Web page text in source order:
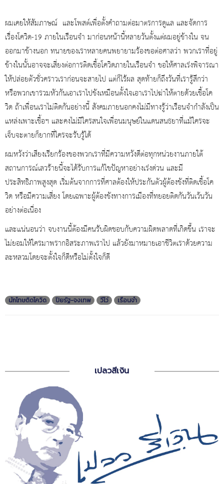
ผมเคยให้สัมภาษณ์ และโพสต์เพื่อตั้งคำถามต่อมาตรการดูแล และจัดการ
เรื่องโควิด-19 ภายในเรือนจำ มาก่อนหน้านี้หลายวันตั้งแต่ผมอยู่ข้างใน จน
ออกมาข้างนอก ทนายของเราหลายคนพยายามร้องขอต่อศาลว่า พวกเราที่อยู่
ข้างในนั้นอาจจะเสี่ยงต่อการติดเชื้อโควิดภายในเรือนจำ ขอให้ศาลเร่งพิจารณา
ให้ปล่อยตัวชั่วคราวเราก่อนจะสายไป แต่ก็ไร้ผล สุดท้ายก็ถึงวันที่เรารู้สึกว่า
หรือพวกเขารวมหัวกันเอาเราไปขังเหมือนตั้งใจเอาเราไปฆ่าให้ตายด้วยเชื้อโค
วิด ถ้าเพื่อนเราไม่ติดกันอย่างนี้ สังคมภายนอกคงไม่มีทางรู้ว่าเรือนจำกำลังเป็น
แหล่งเพาะเชื้อฯ และคงไม่มีใครสนใจเพื่อนมนุษย์ในแดนสนธยาที่แม้ใครจะ
เจ็บจะตายก็ยากที่ใครจะรับรู้ได้
ผมหวังว่าเสียงเรียกร้องของพวกเราที่มีความหวังดีต่อทุกหน่วยงานภายใต้
สถานการณ์เลวร้ายนี้จะได้รับการแก้ไขปัญหาอย่างเร่งด่วน และมี
ประสิทธิภาพสูงสุด เริ่มต้นจากการที่ศาลต้องให้ประกันตัวผู้ต้องขังที่ติดเชื้อโค
วิด หรือมีความเสี่ยง โดยเฉพาะผู้ต้องขังทางการเมืองที่ทยอยติดกันวันเว้นวัน
อย่างต่อเนื่อง
และแน่นอนว่า จบงานนี้ต้องมีคนรับผิดชอบกับความผิดพลาดที่เกิดขึ้น เราจะ
ไม่ยอมให้ใครมาพรากอิสระภาพเราไป แล้วยังมาหมายเอาชีวิตเราด้วยความ
ละหลวมโดยจะตั้งใจก็ดีหรือไม่ตั้งใจก็ดี
นักโทษติดโควิด ปิยรัฐ-จงเทพ วีโว่ เรือนจำ
เปลวสีเงิน